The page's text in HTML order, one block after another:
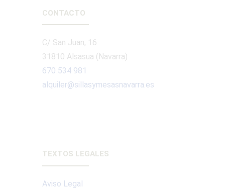
CONTACTO
C/ San Juan, 16
31810 Alsasua (Navarra)
670 534 981
alquiler@sillasymesasnavarra.es
TEXTOS LEGALES
Aviso Legal